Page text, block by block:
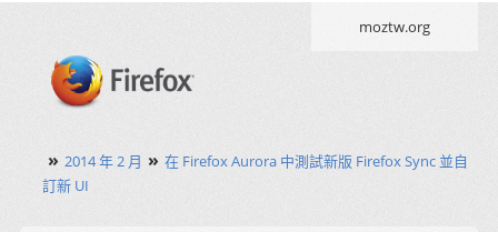
moztw.org
» 2014 年 2 月 » 在 Firefox Aurora 中測試新版 Firefox Sync 並自
訂新 UI